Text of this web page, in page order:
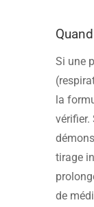
Si une
la
vérifier.
tirage
de